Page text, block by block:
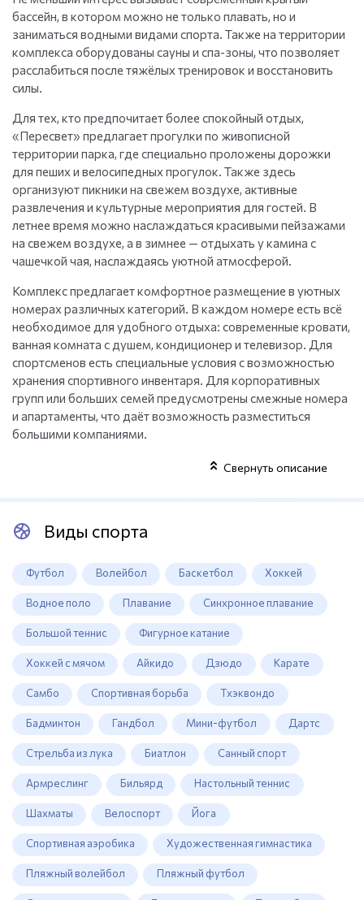
бассейн, в котором можно не только плавать, но и
заниматься водными видами спорта. Также на территории
комплекса оборудованы сауны и спа-зоны, что позволяет
расслабиться после тяжёлых тренировок и восстановить
силы.
Для тех, кто предпочитает более спокойный отдых,
«Пересвет» предлагает прогулки по живописной
территории парка, где специально проложены дорожки
для пеших и велосипедных прогулок. Также здесь
организуют пикники на свежем воздухе, активные
развлечения и культурные мероприятия для гостей. В
летнее время можно наслаждаться красивыми пейзажами
на свежем воздухе, а в зимнее — отдыхать у камина с
чашечкой чая, наслаждаясь уютной атмосферой.
Комплекс предлагает комфортное размещение в уютных
номерах различных категорий. В каждом номере есть всё
необходимое для удобного отдыха: современные кровати,
ванная комната с душем, кондиционер и телевизор. Для
спортсменов есть специальные условия с возможностью
хранения спортивного инвентаря. Для корпоративных
групп или больших семей предусмотрены смежные номера
и апартаменты, что даёт возможность разместиться
большими компаниями.
Парк-отель «Пересвет» предлагает высокий уровень
комфортом и отдыхом в природной гармонии.
Свернуть описание
Виды спорта
Футбол Волейбол Баскетбол Хоккей
Водное поло Плавание Синхронное плавание
Большой теннис Фигурное катание
Хоккей с мячом Айкидо Дзюдо Карате
Самбо Спортивная борьба Тхэквондо
Бадминтон Гандбол Мини-футбол Дартс
Стрельба из лука Биатлон Санный спорт
Армреслинг Бильярд Настольный теннис
Шахматы Велоспорт Йога
Спортивная аэробика Художественная гимнастика
Пляжный волейбол Пляжный футбол